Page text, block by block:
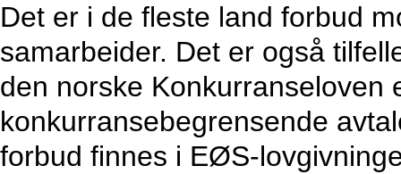
Det er i de fleste land forbud
samarbeider. Det er også
den norske Konkurranseloven
konkurransebegrensende
forbud finnes i EØS-